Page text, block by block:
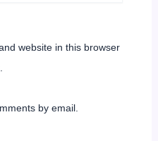
website in this browser
by email.